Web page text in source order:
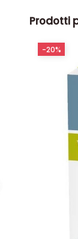
Prodotti
-20%